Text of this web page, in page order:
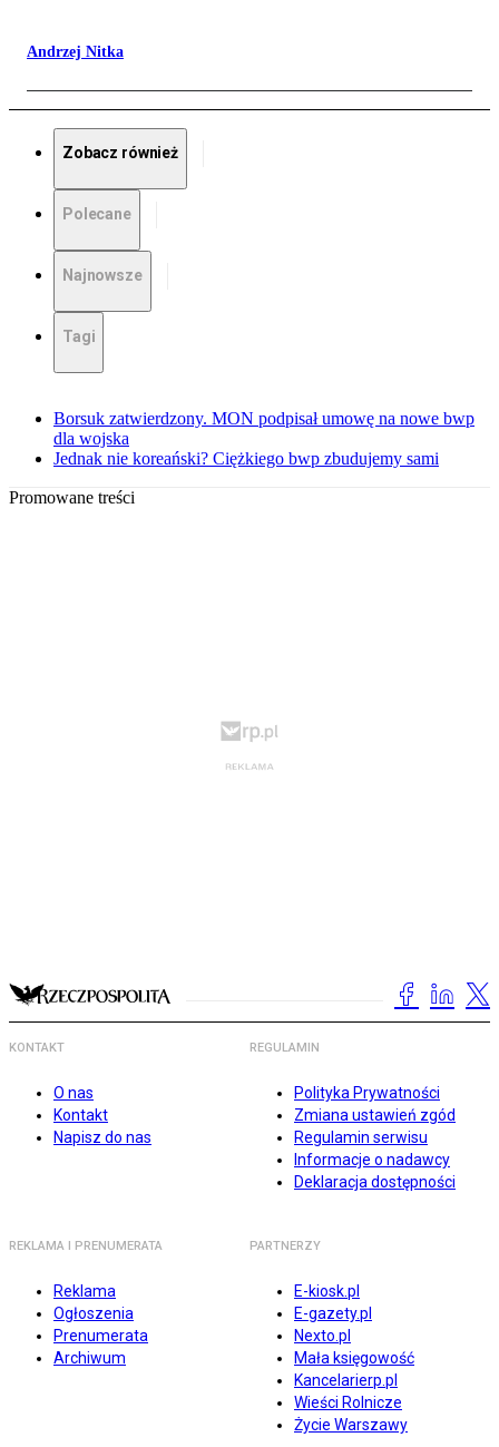
Andrzej Nitka
Zobacz również
Polecane
Najnowsze
Tagi
Borsuk zatwierdzony. MON podpisał umowę na nowe bwp
dla wojska
Jednak nie koreański? Ciężkiego bwp zbudujemy sami
Promowane treści
KONTAKT
O nas
Kontakt
Napisz do nas
REGULAMIN
Polityka Prywatności
Zmiana ustawień zgód
Regulamin serwisu
Informacje o nadawcy
Deklaracja dostępności
REKLAMA I PRENUMERATA
Reklama
Ogłoszenia
Prenumerata
Archiwum
PARTNERZY
E-kiosk.pl
E-gazety.pl
Nexto.pl
Mała księgowość
Kancelarierp.pl
Wieści Rolnicze
Życie Warszawy